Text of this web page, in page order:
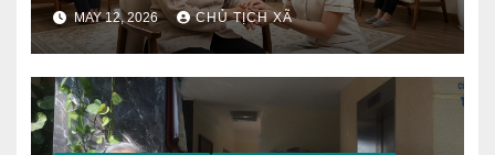
MAY 12, 2026 CHỦ TỊCH XÃ